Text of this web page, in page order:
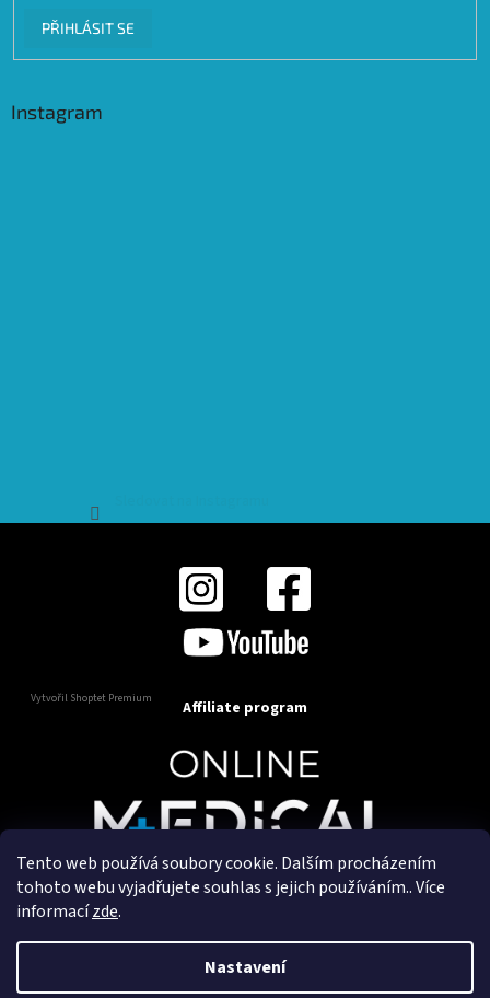
Tento web používá soubory cookie. Dalším procházením
tohoto webu vyjadřujete souhlas s jejich používáním.. Více
informacízde.
Nastavení
PŘIHLÁSIT SE
Instagram
Vytvořil Shoptet Premium Affiliate program
Copyright 2025OnlineMedical.cz. Všechna práva
Vytvořil a marketingově zajišťuje